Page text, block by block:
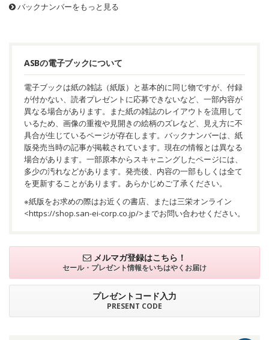
バックナンバーをもっと見る
ASBの電子ブックについて
電子ブックは紙の雑誌（紙版）と基本的に同じ物ですが、付録
が付かない、読者プレゼントに応募できないなど、一部内容が
異なる場合があります。また紙の雑誌のレイアウトを流用して
いるため、画像の重複や見開きの絵柄のズレなど、見え方に不
具合が生じているページが存在します。バックナンバーは、紙
版発売当時の記事が掲載されています。現在の情報とは異なる
場合があります。一部原本からスキャニングしたページには、
多少の汚れなどがあります。発売後、内容の一部もしくは全て
を更新することがあります。あらかじめご了承ください。
※紙版をお求めの際はお近くの書店、または三栄オンライン
<https://shop.san-ei-corp.co.jp/>までお問い合わせください。
メルマガ登録はこちら！
セール・プレゼント情報をいちはやくお届け
プレゼントコード入力
PRESENT CODE